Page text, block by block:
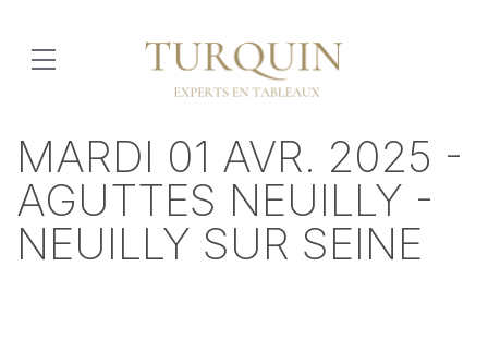
MARDI 01 AVR. 2025 -
AGUTTES NEUILLY -
NEUILLY SUR SEINE